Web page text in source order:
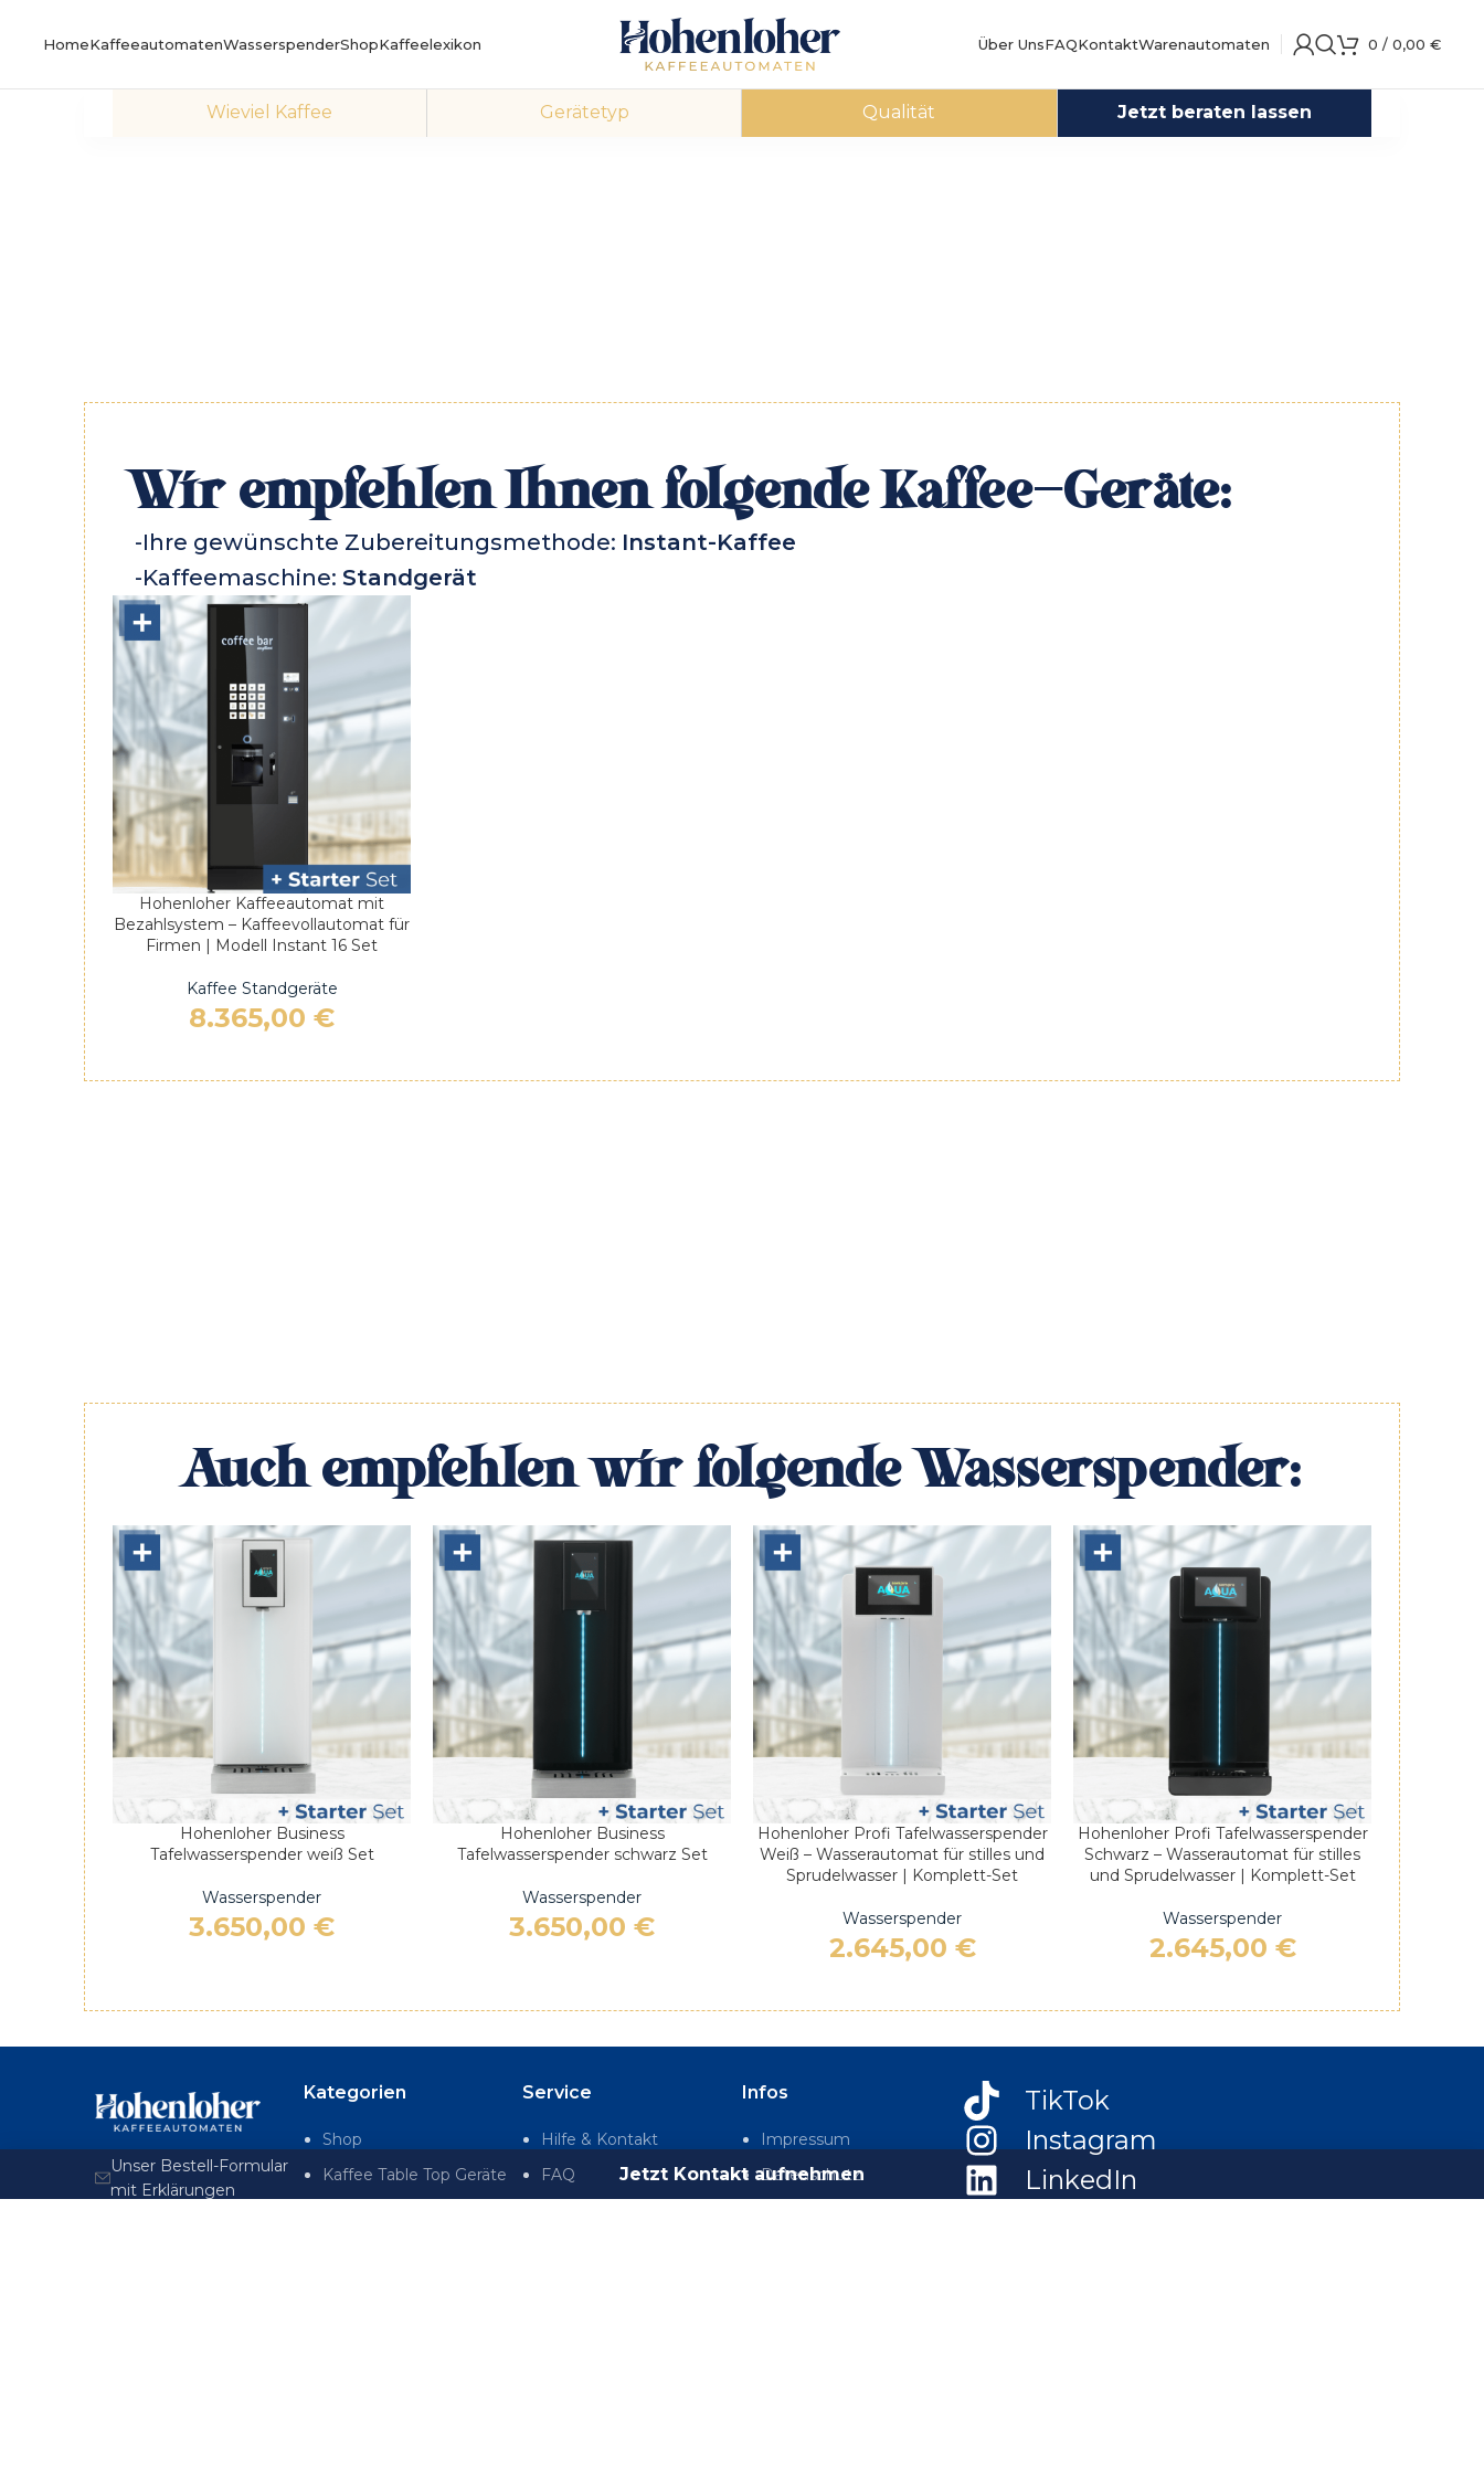
HomeKaffeeautomatenWasserspenderShopKaffeelexikon Über UnsFAQKontaktWarenautomaten 0/ 0,00€
Wieviel Kaffee Gerätetyp Qualität Jetzt beraten lassen
Wir empfehlen Ihnen folgende Kaffee-Geräte:
-Ihre gewünschte Zubereitungsmethode: Instant-Kaffee
-Kaffeemaschine: Standgerät
AUSFÜHRUNG WÄHLEN
Hohenloher Kaffeeautomat mit
Bezahlsystem – Kaffeevollautomat für
Firmen | Modell Instant 16 Set
Kaffee Standgeräte
8.365,00 €
Auch empfehlen wir folgende Wasserspender:
IN DEN WARENKORB
Hohenloher Business
Tafelwasserspender weiß Set
Wasserspender
3.650,00 €
IN DEN WARENKORB
Hohenloher Business
Tafelwasserspender schwarz Set
Wasserspender
3.650,00 €
IN DEN WARENKORB
Hohenloher Profi Tafelwasserspender
Weiß – Wasserautomat für stilles und
Sprudelwasser | Komplett-Set
Wasserspender
2.645,00 €
IN DEN WARENKORB
Hohenloher Profi Tafelwasserspender
Schwarz – Wasserautomat für stilles
und Sprudelwasser | Komplett-Set
Wasserspender
2.645,00 €
Jetzt Kontakt aufnehmen
Unser Bestell-Formular
mit Erklärungen
Kategorien
Shop
Kaffee Table Top Geräte
Service
Hilfe & Kontakt
FAQ
Infos
Impressum
Datenschutz
TikTok
Instagram
LinkedIn